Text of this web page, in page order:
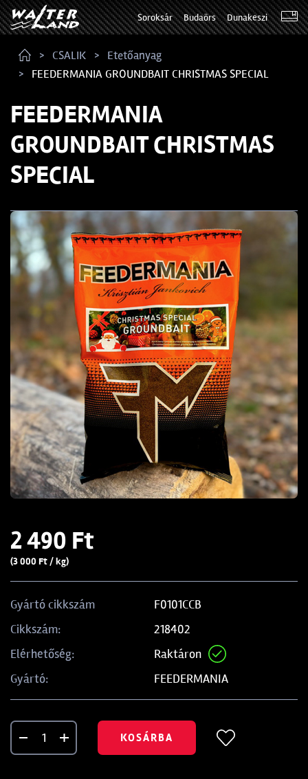
Soroksár Budaörs Dunakeszi
CSALIK
Etetőanyag
FEEDERMANIA GROUNDBAIT CHRISTMAS SPECIAL
FEEDERMANIA
GROUNDBAIT CHRISTMAS
SPECIAL
2 490 Ft
(3 000 Ft / kg)
Gyártó cikkszám
F0101CCB
Cikkszám:
218402
Elérhetőség:
Raktáron
Gyártó:
FEEDERMANIA
KOSÁRBA